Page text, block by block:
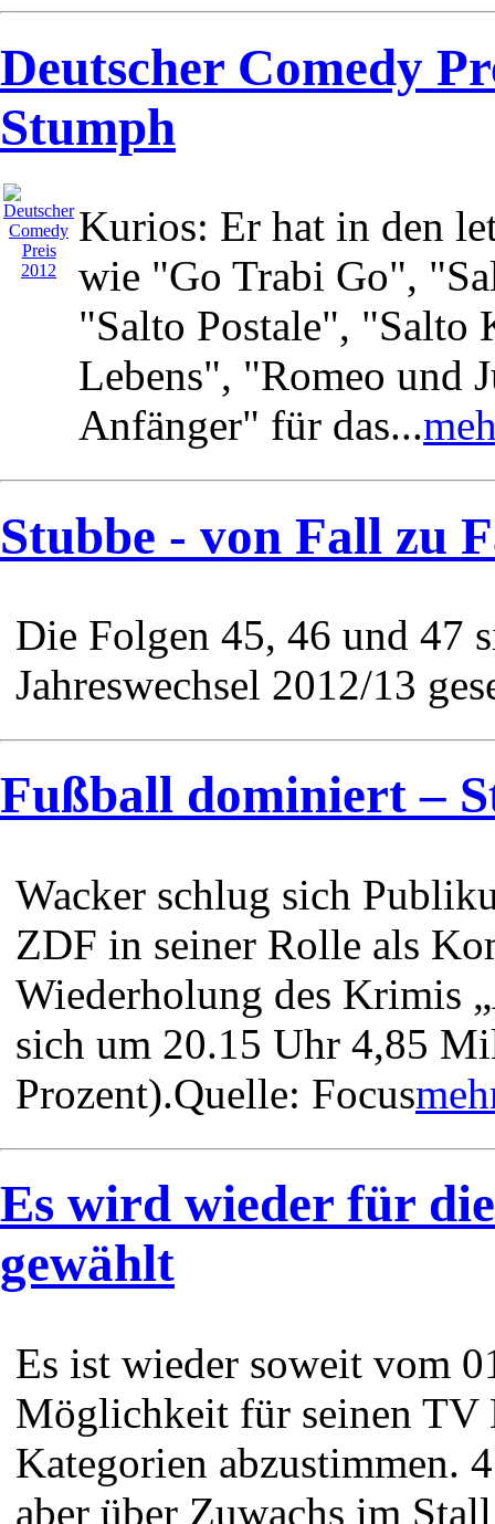
Deutscher Comedy
Stumph
Kurios: Er hat in den
wie "Go Trabi Go",
"Salto Postale", "Salto
Lebens", "Romeo und
Anfänger" für das...
Stubbe - von Fall zu
Die Folgen 45, 46 und 47
Jahreswechsel 2012/13
Fußball dominiert –
Wacker schlug sich
ZDF in seiner Rolle als
Wiederholung des Krimis
sich um 20.15 Uhr 4,85
Prozent).Quelle: Focus
Es wird wieder für
gewählt
Es ist wieder soweit vom
Möglichkeit für seinen TV
Kategorien abzustimmen.
aber über Zuwachs im